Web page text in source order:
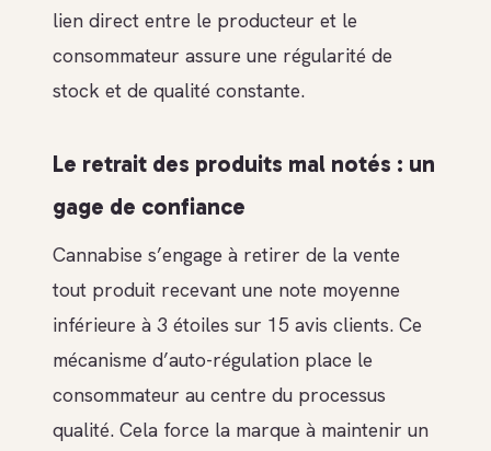
lien direct entre le producteur et le
consommateur assure une régularité de
stock et de qualité constante.
Le retrait des produits mal notés : un
gage de confiance
Cannabise s’engage à retirer de la vente
tout produit recevant une note moyenne
inférieure à 3 étoiles sur 15 avis clients. Ce
mécanisme d’auto-régulation place le
consommateur au centre du processus
qualité. Cela force la marque à maintenir un